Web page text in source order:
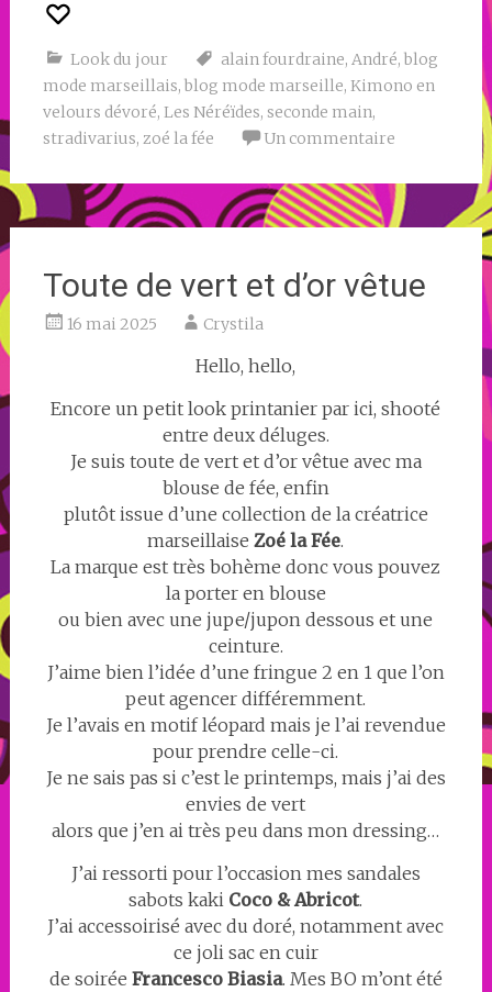
Look du jour alain fourdraine, André, blog
mode marseillais, blog mode marseille, Kimono en
velours dévoré, Les Néréïdes, seconde main,
stradivarius, zoé la fée Un commentaire
Toute de vert et d’or vêtue
16 mai 2025 Crystila
Hello, hello,
Encore un petit look printanier par ici, shooté
entre deux déluges.
Je suis toute de vert et d’or vêtue avec ma
blouse de fée, enfin
plutôt issue d’une collection de la créatrice
marseillaiseZoé la Fée.
La marque est très bohème donc vous pouvez
la porter en blouse
ou bien avec une jupe/jupon dessous et une
ceinture.
J’aime bien l’idée d’une fringue 2 en 1 que l’on
peut agencer différemment.
Je l’avais en motif léopard mais je l’ai revendue
pour prendre celle-ci.
Je ne sais pas si c’est le printemps, mais j’ai des
envies de vert
alors que j’en ai très peu dans mon dressing…
J’ai ressorti pour l’occasion mes sandales
sabots kaki Coco & Abricot.
J’ai accessoirisé avec du doré, notamment avec
ce joli sac en cuir
de soirée Francesco Biasia. Mes BO m’ont été